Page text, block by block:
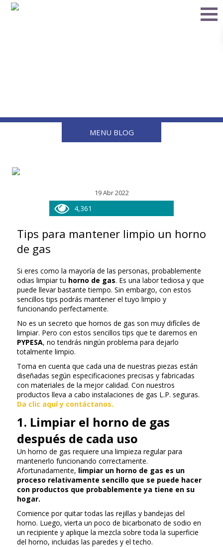
MENU BLOG
19 Abr 2022
4,361
Tips para mantener limpio un horno
de gas
Si eres como la mayoría de las personas, probablemente
odias limpiar tu horno de gas. Es una labor tediosa y que
puede llevar bastante tiempo. Sin embargo, con estos
sencillos tips podrás mantener el tuyo limpio y
funcionando perfectamente.
No es un secreto que hornos de gas son muy difíciles de
limpiar. Pero con estos sencillos tips que te daremos en
PYPESA, no tendrás ningún problema para dejarlo
totalmente limpio.
Toma en cuenta que cada una de nuestras piezas están
diseñadas según especificaciones precisas y fabricadas
con materiales de la mejor calidad. Con nuestros
productos lleva a cabo instalaciones de gas L.P. seguras.
Da clic aquí y contáctanos.
1. Limpiar el horno de gas
después de cada uso
Un horno de gas requiere una limpieza regular para
mantenerlo funcionando correctamente.
Afortunadamente, limpiar un horno de gas es un
proceso relativamente sencillo que se puede hacer
con productos que probablemente ya tiene en su
hogar.
Comience por quitar todas las rejillas y bandejas del
horno. Luego, vierta un poco de bicarbonato de sodio en
un recipiente y aplique la mezcla sobre toda la superficie
del horno, incluidas las paredes y el techo.